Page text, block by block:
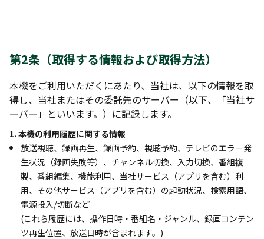
第2条（取得する情報および取得方法）
本機をご利用いただくにあたり、当社は、以下の情報を取
得し、当社またはその委託先のサーバー（以下、「当社サ
ーバー」といいます。）に記録します。
1. 本機の利用履歴に関する情報
放送視聴、録画再生、録画予約、視聴予約、テレビのエラー発
生状況（録画失敗等）、チャンネル切換、入力切換、番組複
製、番組編集、機能利用、当社サービス（アプリを含む）利
用、その他サービス（アプリを含む）の起動状況、検索用語、
電源投入/切断など
(これら履歴には、操作日時・番組名・ジャンル、録画コンテン
ツ再生位置、放送日時が含まれます。)